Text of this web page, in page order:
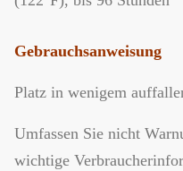
Gebrauchsanweisung
Platz in wenigem
Umfassen Sie nicht
wichtige